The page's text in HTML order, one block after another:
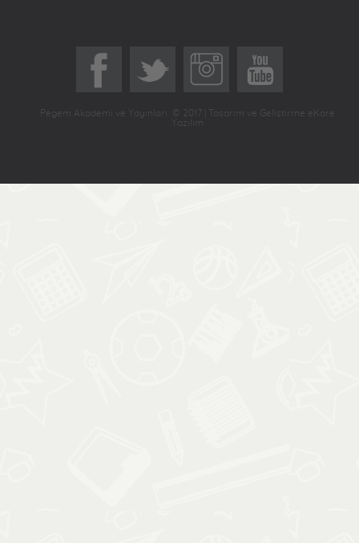
Pegem Akademi ve Yayınları © 2017 | Tasarım ve Geliştirme eKare
Yazılım